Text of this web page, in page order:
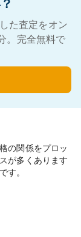
た査定をオン
。完全無料で
の関係をプロッ
が多くあります
す。